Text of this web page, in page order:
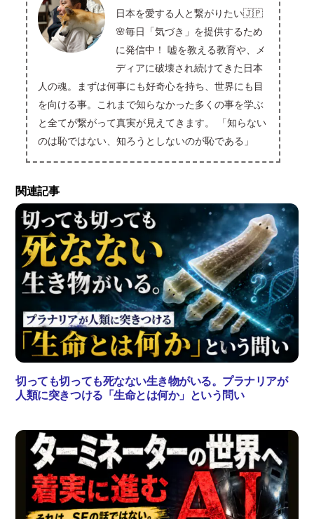
日本を愛する人と繋がりたい🇯🇵
🌸毎日「気づき」を提供するため
に発信中！ 嘘を教える教育や、メ
ディアに破壊され続けてきた日本
人の魂。まずは何事にも好奇心を持ち、世界にも目
を向ける事。これまで知らなかった多くの事を学ぶ
と全てが繋がって真実が見えてきます。 「知らない
のは恥ではない、知ろうとしないのが恥である」
関連記事
切っても切っても死なない生き物がいる。プラナリアが
人類に突きつける「生命とは何か」という問い